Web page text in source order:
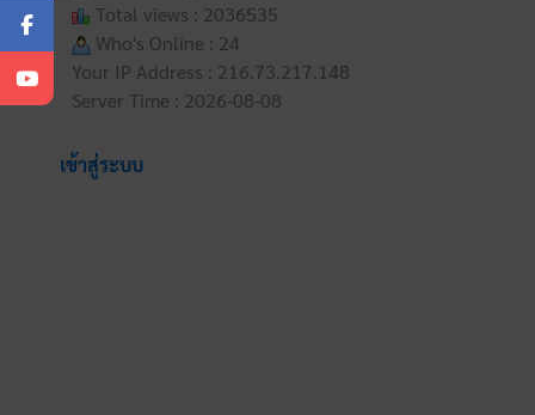
Total views : 2036535
Who's Online : 24
Your IP Address : 216.73.217.148
Server Time : 2026-08-08
เข้าสู่ระบบ